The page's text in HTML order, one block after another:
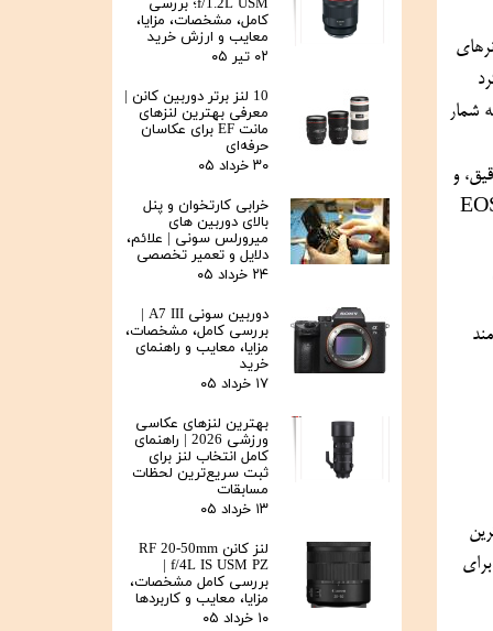
f/1.2L USM؛ بررسی
کامل، مشخصات، مزایا،
معایب و ارزش خرید
۰۲ تیر ۰۵
10 لنز برتر دوربین کانن |
معرفی بهترین لنزهای
مانت EF برای عکاسان
حرفه‌ای
۳۰ خرداد ۰۵
خرابی کارتخوان و پنل
بالای دوربین‌ های
میرورلس سونی | علائم،
دلایل و تعمیر تخصصی
۲۴ خرداد ۰۵
بررسی کامل، مشخصات،
مزایا، معایب و راهنمای
خرید
۱۷ خرداد ۰۵
بهترین لنزهای عکاسی
ورزشی 2026 | راهنمای
کامل انتخاب لنز برای
ثبت سریع‌ترین لحظات
مسابقات
۱۳ خرداد ۰۵
لنز کانن RF 20-50mm
بررسی کامل مشخصات،
مزایا، معایب و کاربردها
۱۰ خرداد ۰۵